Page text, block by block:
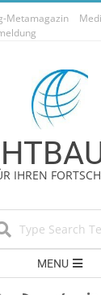
Metamagazin
IHREN
MENU